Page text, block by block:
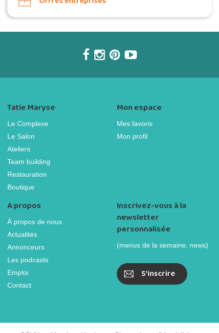
Tatie Maryse
Le Complexe
Le Salon
Ateliers
Team building
Restauration
Boutique
Mon espace
Mes favoris
Mon profil
A propos
À propos de nous
Actualités
Annonceurs
Les podcasts
Emploi
Contact
Inscrivez-vous à la
newsletter
personnalisée
(menus de la semaine, news)
S'inscrire